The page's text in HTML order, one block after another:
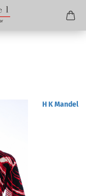
H K Mandel